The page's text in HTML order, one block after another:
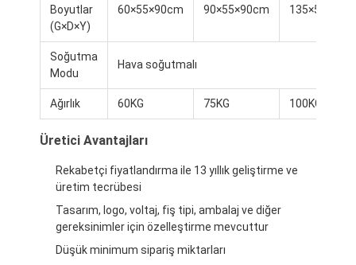
Boyutlar
(G×D×Y)
60×55×90cm 90×55×90cm
Soğutma
Modu
Hava soğutmalı
Ağırlık 60KG 75KG 100KG
Üretici Avantajları
Rekabetçi fiyatlandırma ile 13 yıllık geliştirme ve
üretim tecrübesi
Tasarım, logo, voltaj, fiş tipi, ambalaj ve diğer
gereksinimler için özelleştirme mevcuttur
Düşük minimum sipariş miktarları